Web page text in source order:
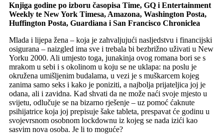
Knjiga godine po izboru časopisa Time, GQ i Entertainment
Weekly te New York Timesa, Amazona, Washington Posta,
Huffington Posta, Guardiana i San Francisco Chroniclea
Mlada i lijepa žena – koja je zahvaljujući nasljedstvu i financijski
osigurana – naizgled ima sve i trebala bi bezbrižno uživati u New
Yorku 2000. Ali umjesto toga, junakinja ovog romana bori se s
mrakom u sebi i s okolinom u koju se ne uklapa: na poslu je
okružena umišljenim budalama, u vezi je s muškarcem kojeg
zanima samo seks i kako je poniziti, a najbolja prijateljica joj je
odana, ali i zavidna. Kad shvati da ne može naći svoje mjesto u
svijetu, odlučuje se na bizarno rješenje – uz pomoć ćaknute
psihijatrice koja joj prepisuje šake tableta, prespavat će godinu u
svojevrsnom osobnom lockdownu iz kojeg se nada izići kao
sasvim nova osoba. Je li to moguće?